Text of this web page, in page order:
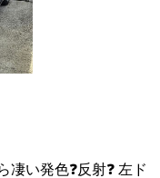
い発色❓反射❓ 左ド